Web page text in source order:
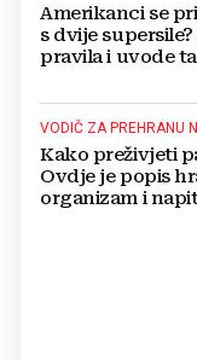
Amerikanci se
s dvije
pravila i uvode
VODIČ ZA PREHRANU
Kako preživjeti
Ovdje je popis
organizam i